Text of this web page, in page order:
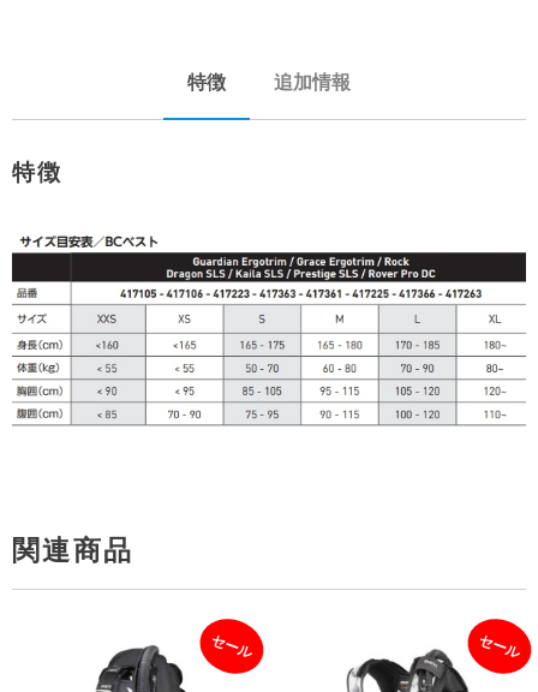
特徴 追加情報
特徴
関連商品
セール セール